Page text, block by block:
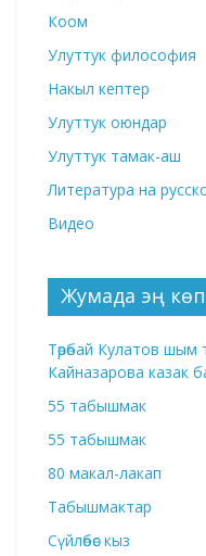
Коом
Улуттук философия
Накыл кептер
Улуттук оюндар
Улуттук тамак-аш
Литература на
Видео
Жумада эң
Төрөбай Кулатов
Кайназарова казак
55 табышмак
55 табышмак
80 макал-лакап
Табышмактар
Сүйлөбөс кыз